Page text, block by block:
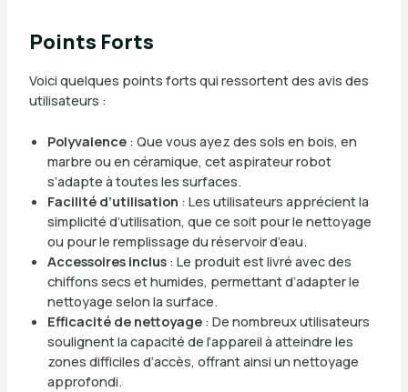
Points Forts
Voici quelques points forts qui ressortent des avis des
utilisateurs :
Polyvalence: Que vous ayez des sols en bois, en
marbre ou en céramique, cet aspirateur robot
s’adapte à toutes les surfaces.
Facilité d’utilisation : Les utilisateurs apprécient la
simplicité d’utilisation, que ce soit pour le nettoyage
ou pour le remplissage du réservoir d’eau.
Accessoires inclus: Le produit est livré avec des
chiffons secs et humides, permettant d’adapter le
nettoyage selon la surface.
Efficacité de nettoyage: De nombreux utilisateurs
soulignent la capacité de l’appareil à atteindre les
zones difficiles d’accès, offrant ainsi un nettoyage
approfondi.